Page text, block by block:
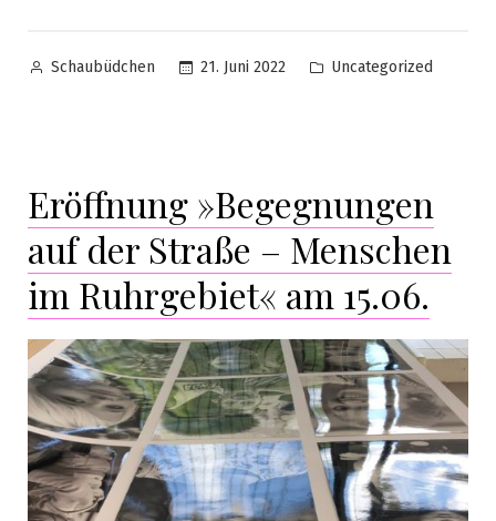
Schaubüdchen 21. Juni 2022 Uncategorized
Eröffnung »Begegnungen
auf der Straße – Menschen
im Ruhrgebiet« am 15.06.